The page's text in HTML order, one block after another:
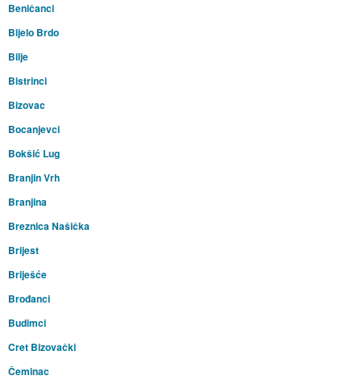
Beničanci
Bijelo Brdo
Bilje
Bistrinci
Bizovac
Bocanjevci
Bokšić Lug
Branjin Vrh
Branjina
Breznica Našička
Brijest
Briješće
Brođanci
Budimci
Cret Bizovački
Čeminac